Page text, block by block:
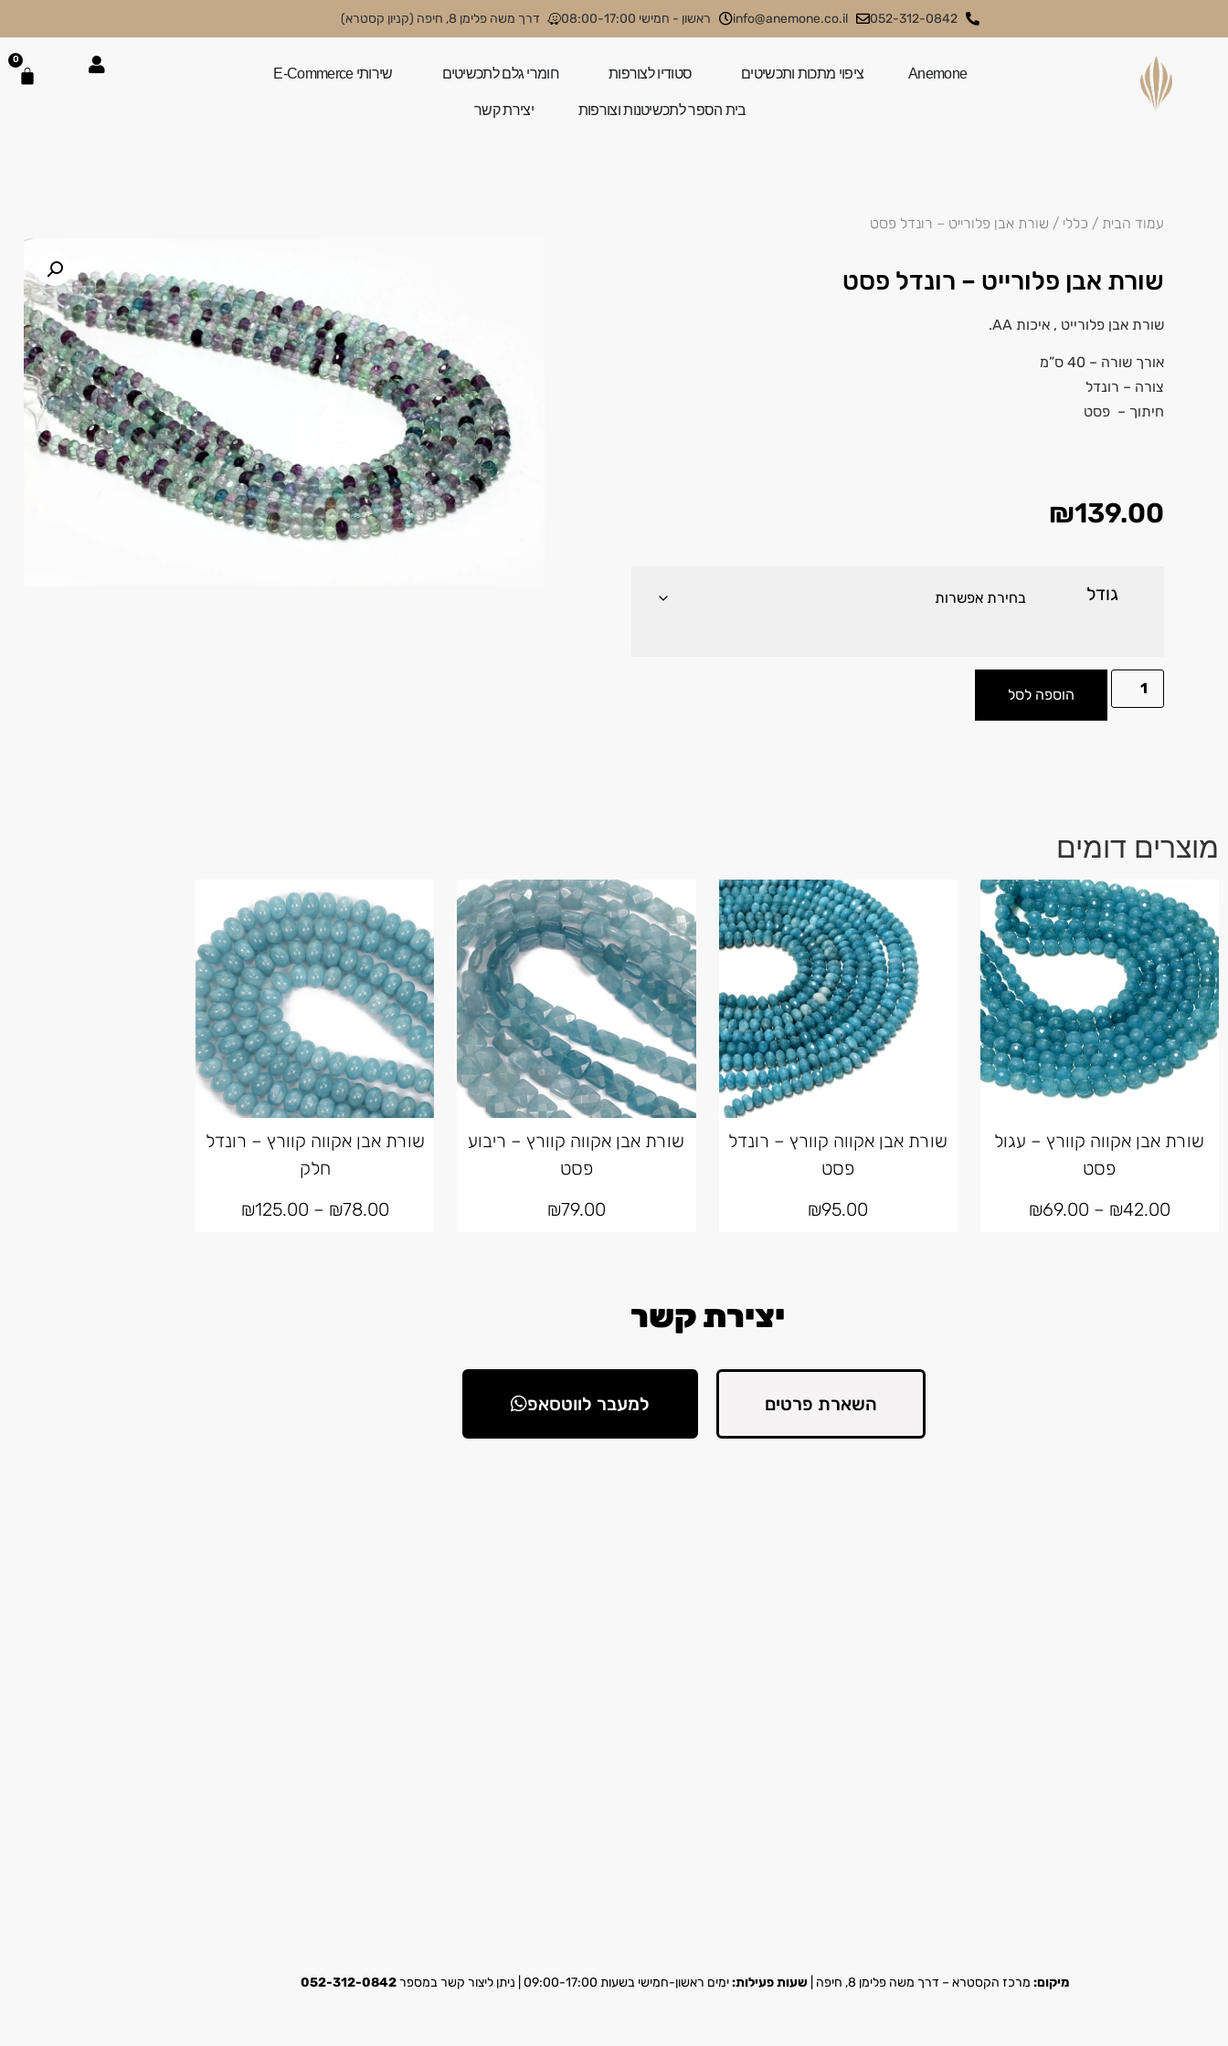
052-312-0842
info@anemone.co.il ראשון - חמישי 08:00-17:00 דרך משה פלימן 8, חיפה (קניון קסטרא)
Anemone ציפוי מתכות ותכשיטים סטודיו לצורפות חומרי גלם לתכשיטים שירותי E-Commerce
בית הספר לתכשיטנות וצורפות יצירת קשר
0
עמוד הבית / כללי / שורת אבן פלורייט – רונדל פסט
שורת אבן פלורייט – רונדל פסט
שורת אבן פלורייט , איכות AA.
אורך שורה – 40 ס”מ
צורה – רונדל
חיתוך – פסט
₪139.00
גודל
הוספה לסל
מוצרים דומים
שורת אבן אקווה קוורץ – עגול
פסט
₪42.00
–
₪69.00
שורת אבן אקווה קוורץ – רונדל
פסט
₪95.00
שורת אבן אקווה קוורץ – ריבוע
פסט
₪79.00
שורת אבן אקווה קוורץ – רונדל
חלק
₪78.00
–
₪125.00
יצירת קשר
השארת פרטים למעבר לווטסאפ
מיקום: מרכז הקסטרא – דרך משה פלימן 8, חיפה | שעות פעילות:ימים ראשון-חמישי בשעות 09:00-17:00 | ניתן ליצור קשר במספר 052-312-0842